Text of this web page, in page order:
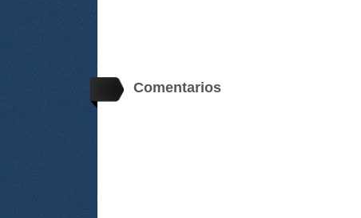
Comentarios